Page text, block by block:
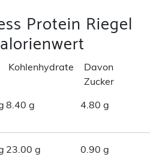
Protein Riegel
Kohlenhydrate
Davon
Zucker
8.40 g 4.80 g
23.00 g 0.90 g